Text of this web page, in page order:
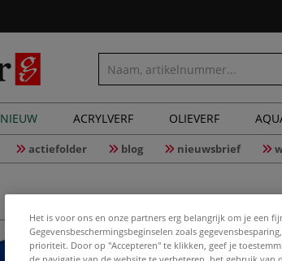
NIEUW ACRYLVERF OLIEVERF
actiefolder blog nieuwsbrief
Het is voor ons en onze partners erg belangrijk om je een
Gegevensbeschermingsbeginselen zoals
prioriteit. Door op "Accepteren" te klikken, geef je
de navigatie van de website te verbeteren, het gebruik van